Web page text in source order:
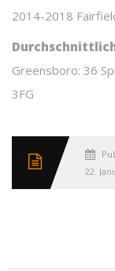
2014-2018
Greensboro: 36
3FG
22.